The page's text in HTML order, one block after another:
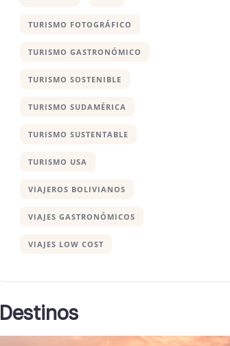
TURISMO FOTOGRÁFICO
TURISMO GASTRONÓMICO
TURISMO SOSTENIBLE
TURISMO SUDAMÉRICA
TURISMO SUSTENTABLE
TURISMO USA
VIAJEROS BOLIVIANOS
VIAJES GASTRONÓMICOS
VIAJES LOW COST
Destinos